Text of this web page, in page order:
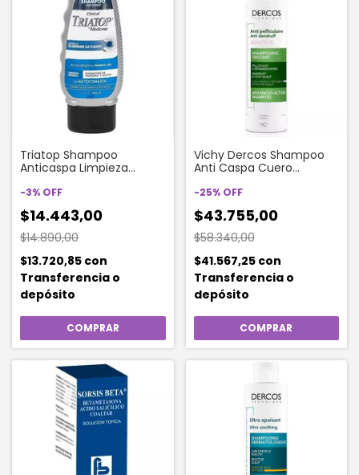
Triatop Shampoo
Anticaspa Limpieza
-3% OFF
$14.443,00
$14.890,00
$13.720,85 con
Transferencia o
depósito
Vichy Dercos Shampoo
Anti Caspa Cuero
Ml
-25% OFF
$43.755,00
$58.340,00
$41.567,25 con
Transferencia o
depósito